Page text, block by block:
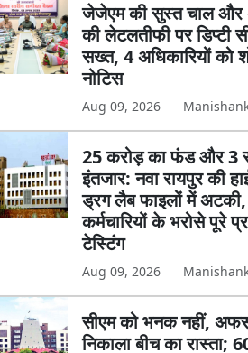
जेजेएम की सुस्त चाल
की लेटलतीफी पर डिप्टी
सख्त, 4 अधिकारियों को
नोटिस
Aug 09, 2026
25 करोड़ का फंड और 3
इंतजार: नवा रायपुर की
ड्रग लैब फाइलों में अटकी,
कर्मचारियों के भरोसे पूरे
टेस्टिंग
Aug 09, 2026
सीएम को भनक नहीं,
निकाला बीच का रास्ता;